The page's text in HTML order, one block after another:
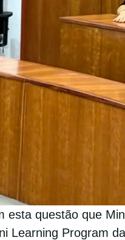
esta questão que
Learning Program